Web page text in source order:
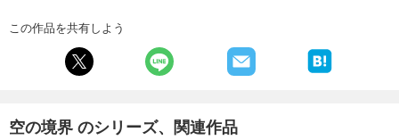
この作品を共有しよう
空の境界 のシリーズ、関連作品